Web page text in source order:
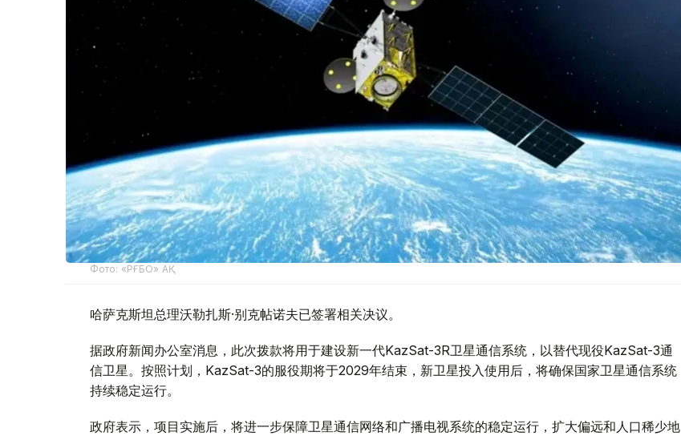
Фото: «РҒБО» АҚ
哈萨克斯坦总理沃勒扎斯·别克帖诺夫已签署相关决议。
据政府新闻办公室消息，此次拨款将用于建设新一代KazSat-3R卫星通信系统，以替代现役KazSat-3通
信卫星。按照计划，KazSat-3的服役期将于2029年结束，新卫星投入使用后，将确保国家卫星通信系统
持续稳定运行。
政府表示，项目实施后，将进一步保障卫星通信网络和广播电视系统的稳定运行，扩大偏远和人口稀少地